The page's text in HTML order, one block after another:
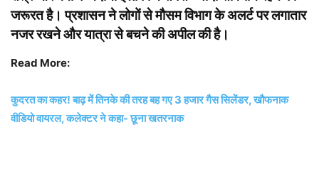
जरूरत है। प्रशासन ने लोगों से मौसम विभाग के अलर्ट पर लगातार
नजर रखने और यात्रा से बचने की अपील की है।
Read More:
कुदरत का कहर! बाढ़ में तिनके की तरह बह गए 3 हजार गैस सिलेंडर, खौफनाक
वीडियो वायरल, कलेक्टर ने कहा- छूना खतरनाक